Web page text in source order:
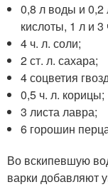
0,8 л воды и 0,2
кислоты, 1 л и 3
4 ч. л. соли;
2 ст. л. сахара;
4 соцветия
0,5 ч. л. корицы;
3 листа лавра;
6 горошин
Во вскипевшую
варки добавляют